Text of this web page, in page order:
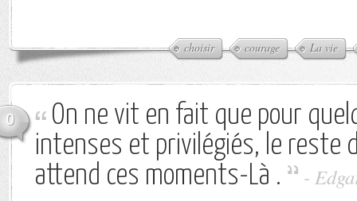
choisir courage La vie
0
On ne vit en fait que pour
intenses et privilégiés, le reste
attend ces moments-Là .
-